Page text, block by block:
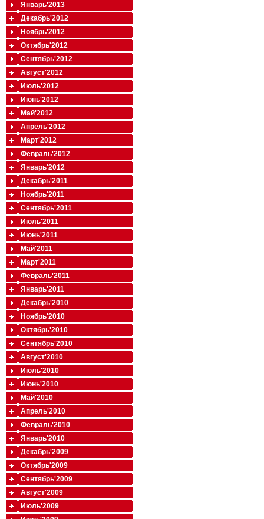
Январь'2013
Декабрь'2012
Ноябрь'2012
Октябрь'2012
Сентябрь'2012
Август'2012
Июль'2012
Июнь'2012
Май'2012
Апрель'2012
Март'2012
Февраль'2012
Январь'2012
Декабрь'2011
Ноябрь'2011
Сентябрь'2011
Июль'2011
Июнь'2011
Май'2011
Март'2011
Февраль'2011
Январь'2011
Декабрь'2010
Ноябрь'2010
Октябрь'2010
Сентябрь'2010
Август'2010
Июль'2010
Июнь'2010
Май'2010
Апрель'2010
Февраль'2010
Январь'2010
Декабрь'2009
Октябрь'2009
Сентябрь'2009
Август'2009
Июль'2009